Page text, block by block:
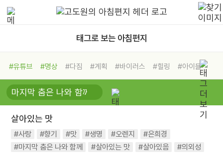
태그로 보는 아침편지
#유튜브 #명상 #다짐 #계획 #바이러스 #힐링
#아이들
#비전캠프
#독서캠프 #삶
#희망
#나눔 #친구 #링컨학교
#독서
#건강
살아있는 맛
#사랑 #향기 #맛 #생명 #오렌지
#은희경
#마지막 춤은 나와 함께
#살아있는 맛 #살아있음 #의외성